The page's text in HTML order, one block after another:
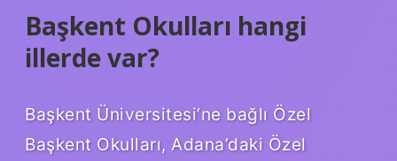
Başkent Okulları hangi
illerde var?
Başkent Üniversitesi’ne bağlı Özel
Başkent Okulları, Adana’daki Özel